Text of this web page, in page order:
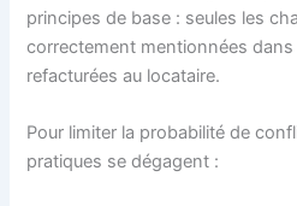
principes de base : seules les
correctement mentionnées
refacturées au locataire.
Pour limiter la probabilité de
pratiques se dégagent :